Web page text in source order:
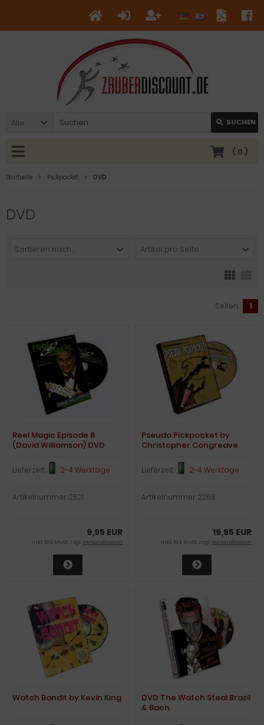
Alle SUCHEN
( 0 )
Startseite Pickpocket DVD
DVD
Sortieren nach ... Artikel pro Seite
Seiten: 1
Reel Magic Episode 8
(David Williamson) DVD
Lieferzeit: 2-4 Werktage
Artikelnummer: 2521
9,95 EUR
inkl. 19 % MwSt. zzgl.Versandkosten
Pseudo Pickpocket by
Christopher Congreave
Lieferzeit: 2-4 Werktage
Artikelnummer: 2268
19,95 EUR
inkl. 19 % MwSt. zzgl.Versandkosten
Watch Bandit by Kevin King
DVD The Watch Steal Brazil
& Bach